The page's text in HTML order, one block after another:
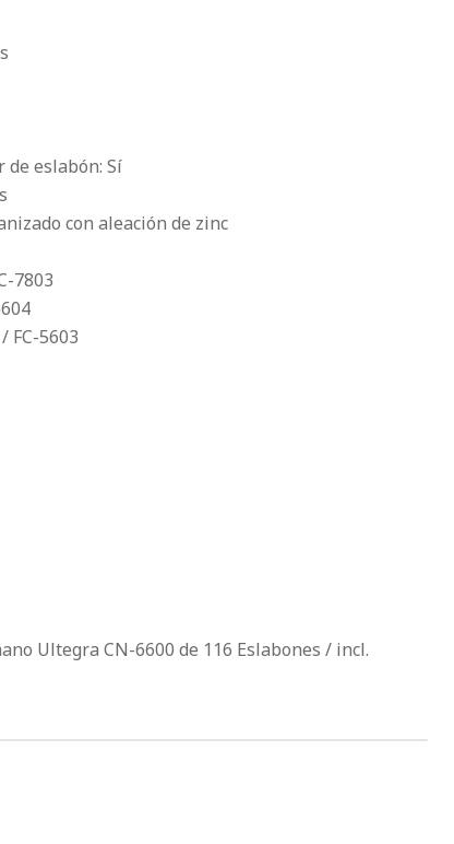
de eslabón: Sí
con aleación de zinc
7803
FC-5603
Ultegra CN-6600 de 116 Eslabones / incl.